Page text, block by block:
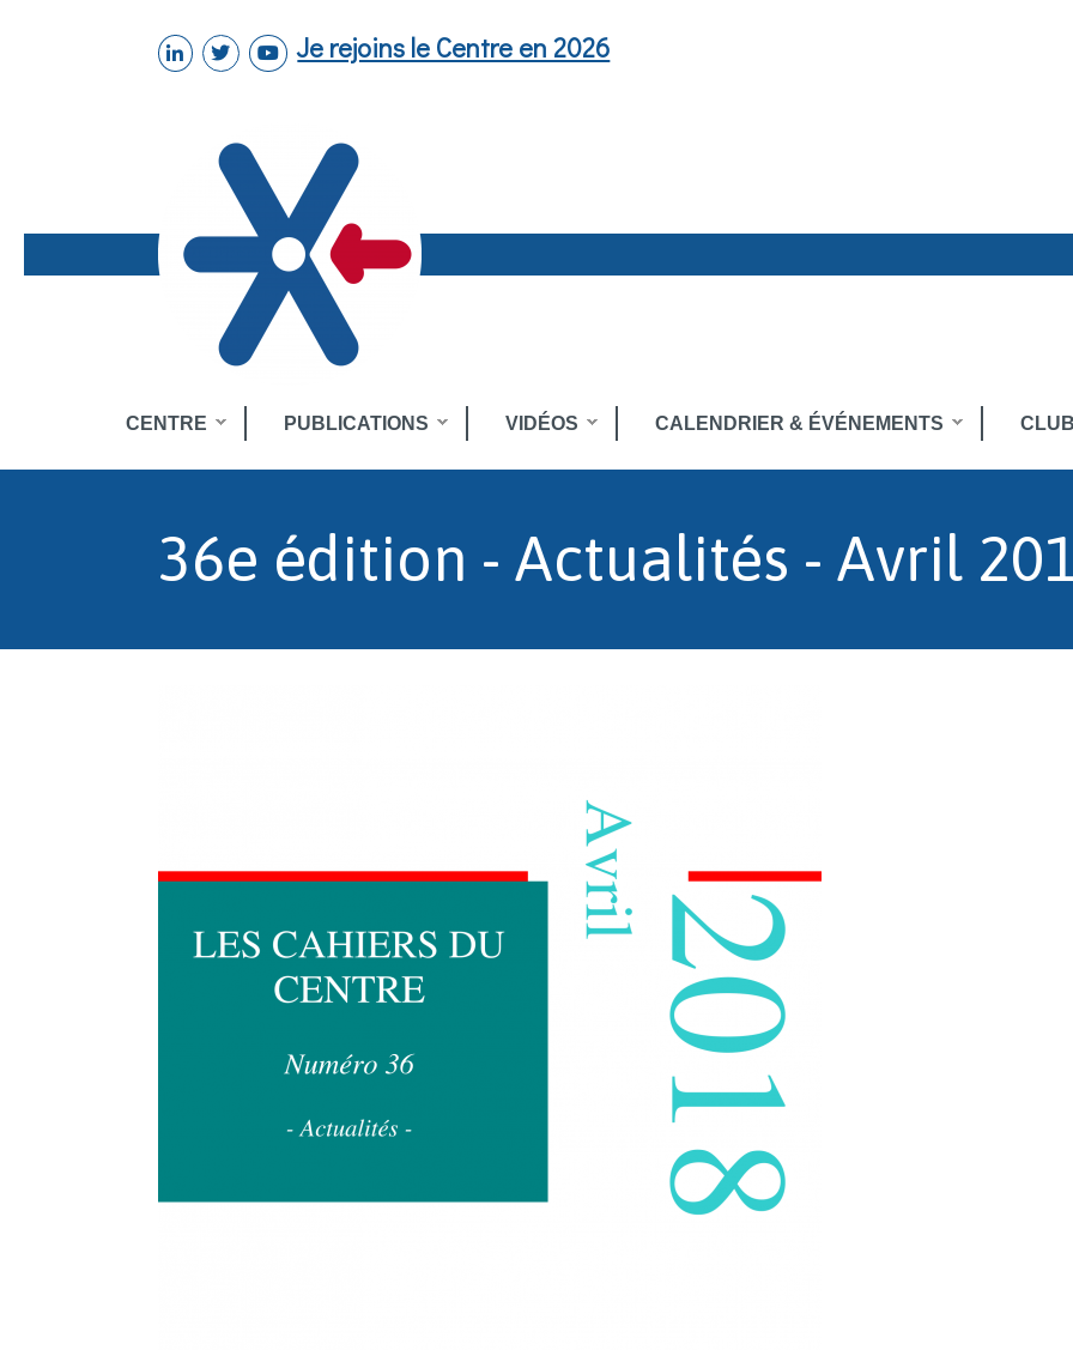
linkedintwitter youtube
Je rejoins le Centre en 2026
CENTRE PUBLICATIONS VIDÉOS CALENDRIER & ÉVÉNEMENTS
36e édition - Actualités - Avril